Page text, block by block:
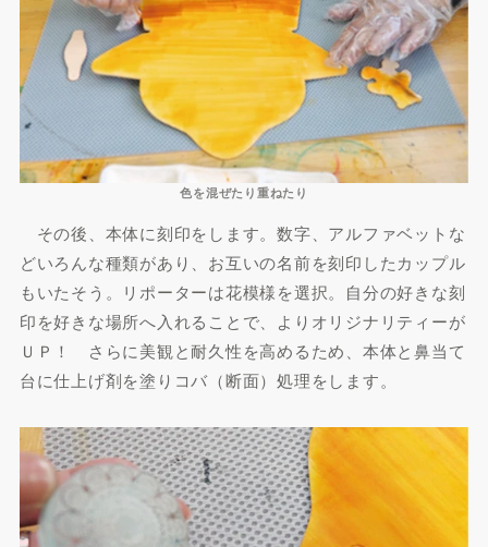
色を混ぜたり重ねたり
その後、本体に刻印をします。数字、アルファベットな
どいろんな種類があり、お互いの名前を刻印したカップル
もいたそう。リポーターは花模様を選択。自分の好きな刻
印を好きな場所へ入れることで、よりオリジナリティーが
ＵＰ！ さらに美観と耐久性を高めるため、本体と鼻当て
台に仕上げ剤を塗りコバ（断面）処理をします。